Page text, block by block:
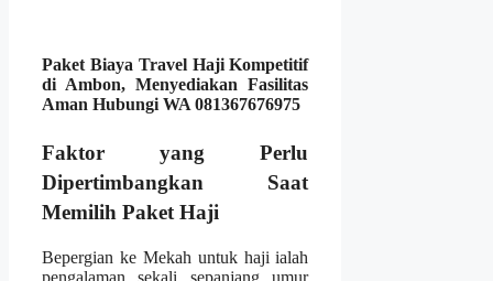
Paket Biaya Travel Haji Kompetitif
di Ambon, Menyediakan Fasilitas
Aman Hubungi WA 081367676975
Faktor yang Perlu
Dipertimbangkan Saat
Memilih Paket Haji
Bepergian ke Mekah untuk haji ialah
pengalaman sekali sepanjang umur